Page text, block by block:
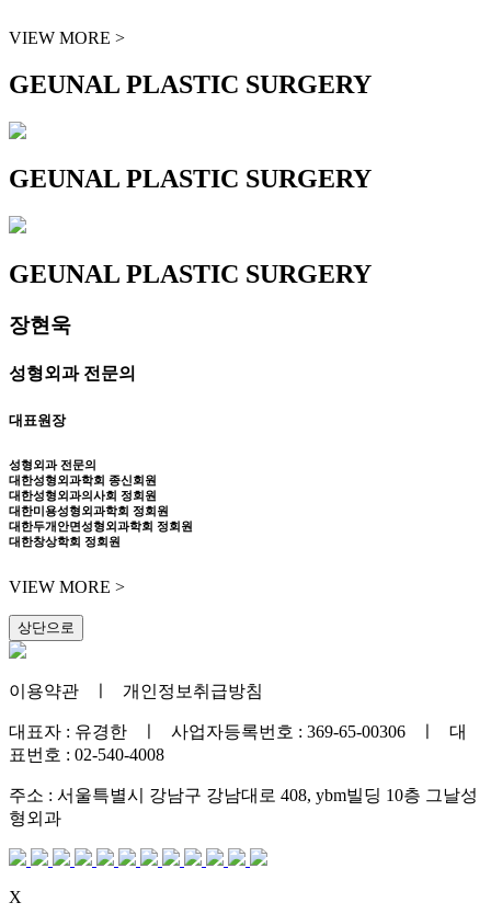
VIEW MORE >
GEUNAL PLASTIC SURGERY
GEUNAL PLASTIC SURGERY
GEUNAL PLASTIC SURGERY
장현욱
성형외과 전문의
대표원장
성형외과 전문의
대한성형외과학회 종신회원
대한성형외과의사회 정회원
대한미용성형외과학회 정회원
대한두개안면성형외과학회 정회원
대한창상학회 정회원
VIEW MORE >
상단으로
이용약관 개인정보취급방침
대표자 : 유경한 ㅣ 사업자등록번호 : 369-65-00306 ㅣ 대
표번호 : 02-540-4008
주소 : 서울특별시 강남구 강남대로 408, ybm빌딩 10층 그날성
형외과
X